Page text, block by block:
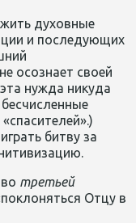
духовные
и последующих
осознает своей
нужда никуда
битву за
третьей
Отцу в